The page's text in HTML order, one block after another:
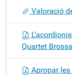
Valoració
Quartet Brossa
Apropar